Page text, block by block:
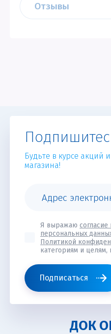
Отзывы
Будьте в курсе акций
магазина!
Я выражаю
персональных
Политикой
категориям и
Подписаться
ДОК